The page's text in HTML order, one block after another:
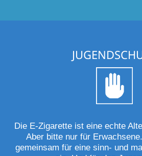
Die E-Zigarette ist eine echte
Aber bitte nur für
gemeinsam für eine sinn- und